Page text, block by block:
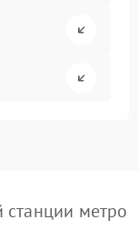
метро